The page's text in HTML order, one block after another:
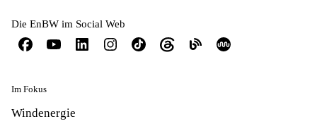
Die EnBW im Social Web
Im Fokus
Windenergie